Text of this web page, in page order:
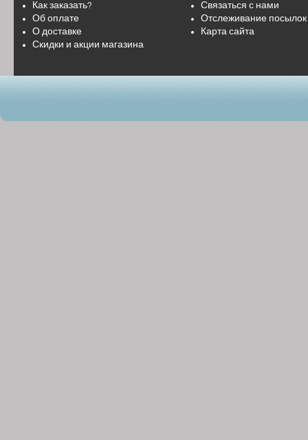
Как заказать?
Об оплате
О доставке
Скидки и акции магазина
Связаться с нами
Отслеживание посылок
Карта сайта